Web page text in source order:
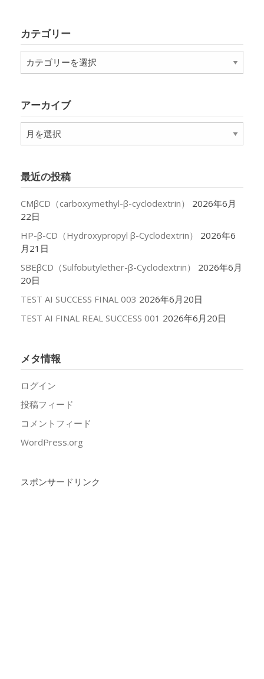
カテゴリー
テ
ー
アーカイブ
ア
ー
ブ
最近の投稿
CMβCD（carboxymethyl-β-cyclodextrin）
2026年6月
22日
HP-β-CD（Hydroxypropyl β-Cyclodextrin）
2026年6
月21日
SBEβCD（Sulfobutylether-β-Cyclodextrin）
2026年6月
20日
TEST AI SUCCESS FINAL 003 2026年6月20日
TEST AI FINAL REAL SUCCESS 001 2026年6月20日
メタ情報
ログイン
投稿フィード
コメントフィード
WordPress.org
スポンサードリンク